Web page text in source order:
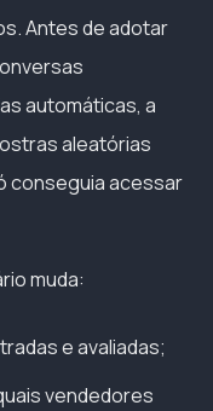
Antes de adotar
automáticas, a
aleatórias
conseguia acessar
muda:
e avaliadas;
vendedores